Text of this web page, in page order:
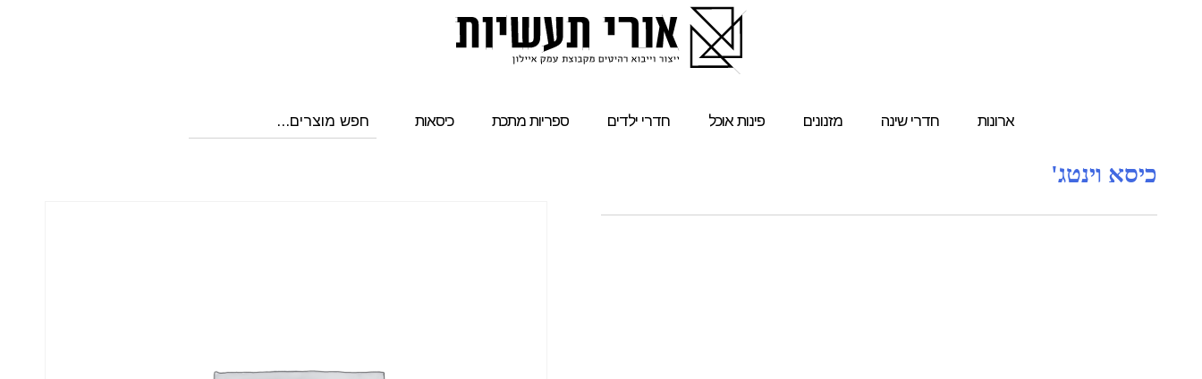
ארונות חדרי שינה מזנונים פינות אוכל חדרי ילדים ספריות מתכת כיסאות
כיסא וינטג'